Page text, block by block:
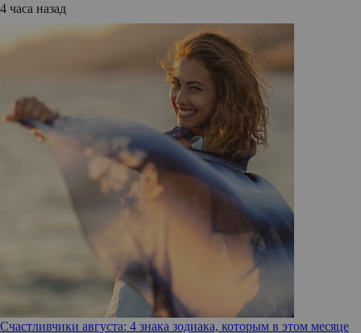
4 часа назад
Счастливчики августа: 4 знака зодиака, которым в этом месяце